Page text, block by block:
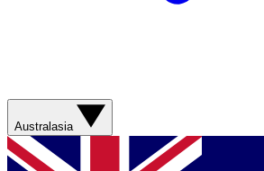
Australasia